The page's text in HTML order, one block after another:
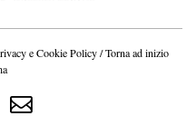
e Cookie Policy/Torna ad inizio